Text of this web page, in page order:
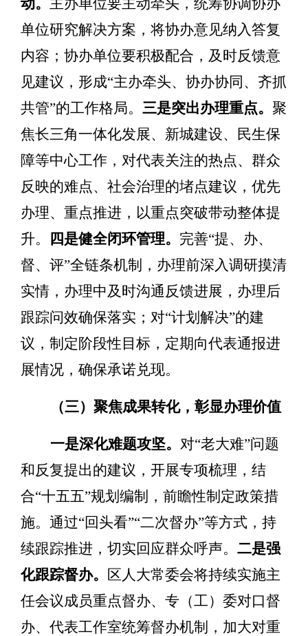
单位研究解决方案，将协办意见纳入答复
内容；协办单位要积极配合，及时反馈意
见建议，形成“主办牵头、协办协同、齐抓
共管”的工作格局。三是突出办理重点。 聚
焦长三角一体化发展、新城建设、民生保
障等中心工作，对代表关注的热点、群众
反映的难点、社会治理的堵点建议，优先
办理、重点推进，以重点突破带动整体提
升。
四是健全闭环管理。 完善“提、办、
督、评”全链条机制，办理前深入调研摸清
实情，办理中及时沟通反馈进展，办理后
跟踪问效确保落实；对“计划解决”的建
议，制定阶段性目标，定期向代表通报进
展情况 ，确保承诺兑现。
（三）聚焦成果转化，彰显办理价值
一是深化难题攻坚。 对“老大难”问题
和反复提出的建议，开展专项梳理，结
合“十五五”规划编制，前瞻性制定政策措
施。通过“回头看”“二次督办”等方式，持
续跟踪推进，切实回应群众呼声。二是强
化跟踪督办。 区人大常委会将持续实施主
任会议成员重点督办、专（工）委对口督
办、代表工作室统筹督办机制，加大对重